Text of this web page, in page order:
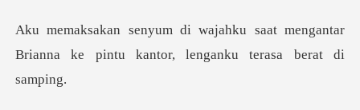
Riwayat Membaca
at mengantar
Brianna ke pintu kanto